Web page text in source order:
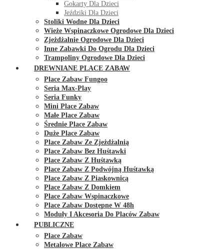
Gokarty Dla Dzieci
Jeździki Dla Dzieci
Stoliki Wodne Dla Dzieci
Wieże Wspinaczkowe Ogrodowe Dla Dzieci
Zjeżdżalnie Ogrodowe Dla Dzieci
Inne Zabawki Do Ogrodu Dla Dzieci
Trampoliny Ogrodowe Dla Dzieci
DREWNIANE PLACE ZABAW
Place Zabaw Fungoo
Seria Max-Play
Seria Funky
Mini Place Zabaw
Małe Place Zabaw
Średnie Place Zabaw
Duże Place Zabaw
Place Zabaw Ze Zjeżdżalnią
Place Zabaw Bez Huśtawki
Place Zabaw Z Huśtawką
Place Zabaw Z Podwójną Huśtawką
Place Zabaw Z Piaskownicą
Place Zabaw Z Domkiem
Place Zabaw Wspinaczkowe
Place Zabaw Dostępne W 48h
Moduły I Akcesoria Do Placów Zabaw
PUBLICZNE
Place Zabaw
Metalowe Place Zabaw